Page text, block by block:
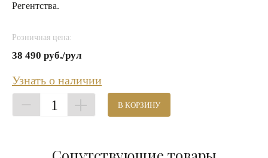
Регентства.
Розничная цена:
38 490 руб./рул
Узнать о наличии
1 В КОРЗИНУ